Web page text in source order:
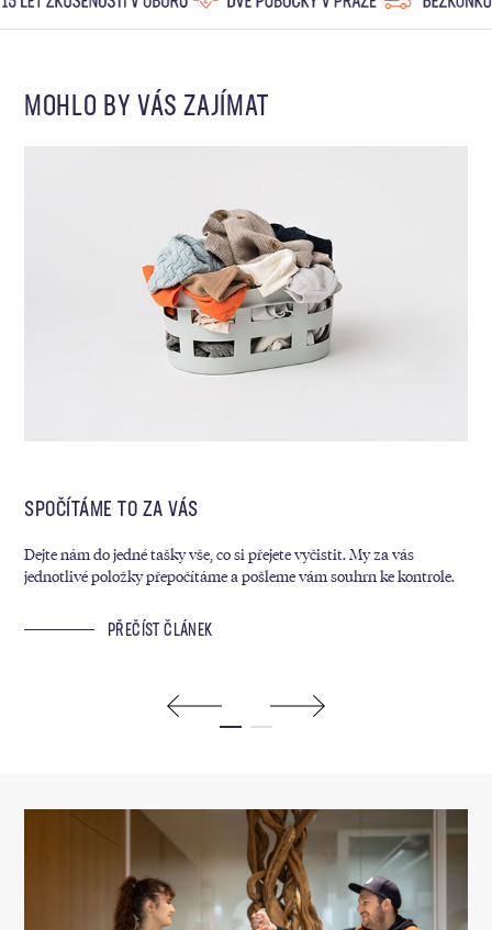
MOHLO BY VÁS ZAJÍMAT
SPOČÍTÁME TO ZA VÁS
Dejte nám do jedné tašky vše, co si přejete vyčistit. My za vás
jednotlivé položky přepočítáme a pošleme vám souhrn ke kontrole.
PŘEČÍST ČLÁNEK